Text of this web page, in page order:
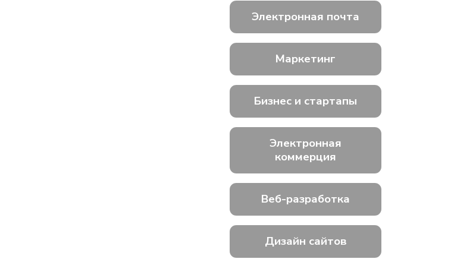
Электронная почта
Маркетинг
Бизнес и стартапы
Электронная
коммерция
Веб-разработка
Дизайн сайтов